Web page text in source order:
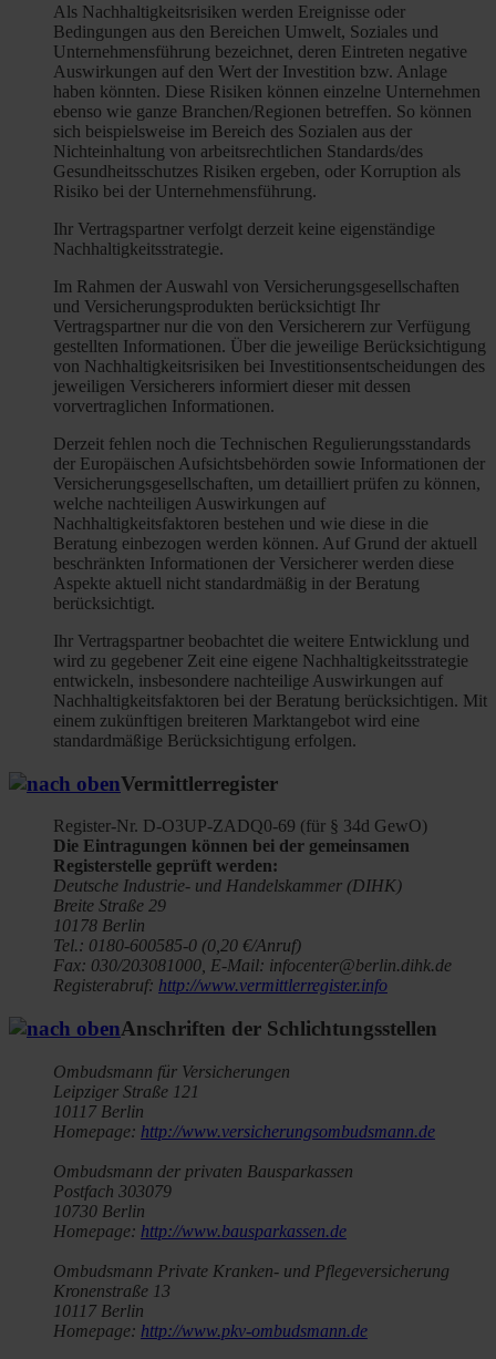
Als Nachhaltigkeitsrisiken werden Ereignisse oder
Bedingungen aus den Bereichen Umwelt, Soziales und
Unternehmensführung bezeichnet, deren Eintreten negative
Auswirkungen auf den Wert der Investition bzw. Anlage
haben könnten. Diese Risiken können einzelne Unternehmen
ebenso wie ganze Branchen/Regionen betreffen. So können
sich beispielsweise im Bereich des Sozialen aus der
Nichteinhaltung von arbeitsrechtlichen Standards/des
Gesundheitsschutzes Risiken ergeben, oder Korruption als
Risiko bei der Unternehmensführung.
Ihr Vertragspartner verfolgt derzeit keine eigenständige
Nachhaltigkeitsstrategie.
Im Rahmen der Auswahl von Versicherungsgesellschaften
und Versicherungsprodukten berücksichtigt Ihr
Vertragspartner nur die von den Versicherern zur Verfügung
gestellten Informationen. Über die jeweilige Berücksichtigung
von Nachhaltigkeitsrisiken bei Investitionsentscheidungen des
jeweiligen Versicherers informiert dieser mit dessen
vorvertraglichen Informationen.
Derzeit fehlen noch die Technischen Regulierungsstandards
der Europäischen Aufsichtsbehörden sowie Informationen der
Versicherungsgesellschaften, um detailliert prüfen zu können,
welche nachteiligen Auswirkungen auf
Nachhaltigkeitsfaktoren bestehen und wie diese in die
Beratung einbezogen werden können. Auf Grund der aktuell
beschränkten Informationen der Versicherer werden diese
Aspekte aktuell nicht standardmäßig in der Beratung
berücksichtigt.
Ihr Vertragspartner beobachtet die weitere Entwicklung und
wird zu gegebener Zeit eine eigene Nachhaltigkeitsstrategie
entwickeln, insbesondere nachteilige Auswirkungen auf
Nachhaltigkeitsfaktoren bei der Beratung berücksichtigen. Mit
einem zukünftigen breiteren Marktangebot wird eine
standardmäßige Berücksichtigung erfolgen.
Vermittlerregister
Register-Nr. D-O3UP-ZADQ0-69 (für § 34d GewO)
Die Eintragungen können bei der gemeinsamen
Registerstelle geprüft werden:
Deutsche Industrie- und Handelskammer (DIHK)
Breite Straße 29
10178 Berlin
Tel.: 0180-600585-0 (0,20 €/Anruf)
Fax: 030/203081000, E-Mail: infocenter@berlin.dihk.de
Registerabruf: http://www.vermittlerregister.info
Anschriften der Schlichtungsstellen
Ombudsmann für Versicherungen
Leipziger Straße 121
10117 Berlin
Homepage: http://www.versicherungsombudsmann.de
Ombudsmann der privaten Bausparkassen
Postfach 303079
10730 Berlin
Homepage: http://www.bausparkassen.de
Ombudsmann Private Kranken- und Pflegeversicherung
Kronenstraße 13
10117 Berlin
Homepage: http://www.pkv-ombudsmann.de